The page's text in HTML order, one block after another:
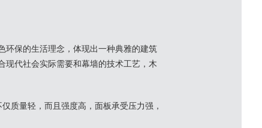
环保的生活理念，体现出一种典雅的建筑
现代社会实际需要和幕墙的技术工艺，木
质量轻，而且强度高，面板承受压力强，